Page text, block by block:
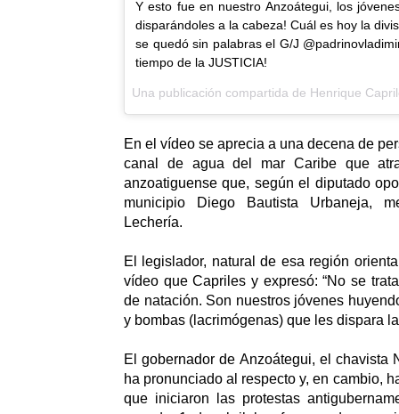
Y esto fue en nuestro Anzoátegui, los
disparándoles a la cabeza! Cuál es hoy la
se quedó sin palabras el G/J
tiempo de la JUSTICIA!
En el vídeo se aprecia a una decena de
canal de agua del mar Caribe que
anzoatiguense que, según el diputado
municipio Diego Bautista Urbaneja,
Lechería.
El legislador, natural de esa región
vídeo que Capriles y expresó: “No se
de natación. Son nuestros jóvenes
y bombas (lacrimógenas) que les dispara
El gobernador de Anzoátegui, el chavista
ha pronunciado al respecto y, en cambio,
que iniciaron las protestas